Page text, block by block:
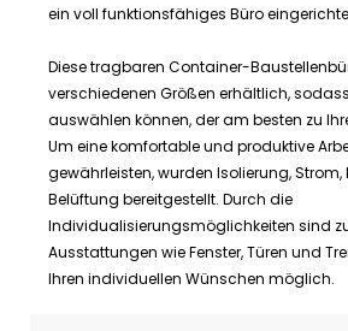
ein voll funktionsfähiges Büro
Diese tragbaren Container-
verschiedenen Größen erhältlich,
auswählen können, der am besten zu
Um eine komfortable und produktive
gewährleisten, wurden Isolierung,
Belüftung bereitgestellt. Durch die
Individualisierungsmöglichkeiten sind
Ausstattungen wie Fenster, Türen und
Ihren individuellen Wünschen möglich.